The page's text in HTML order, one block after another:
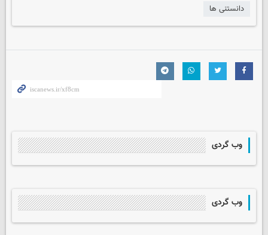
دانستنی ها
وب گردی
وب گردی